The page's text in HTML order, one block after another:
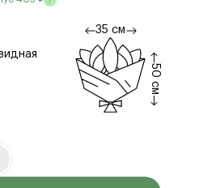
1 шт.
2 шт.
35 см
50 см